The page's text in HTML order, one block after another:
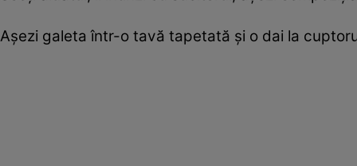
Așezi galeta într-o tavă tapetată și o dai la